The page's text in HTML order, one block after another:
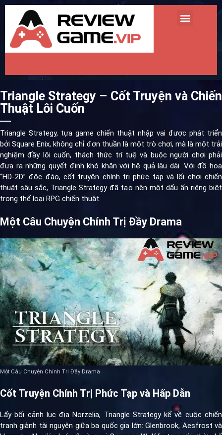
Triangle Strategy – Cốt Truyện và Chiến
Thuật Lôi Cuốn
Triangle Strategy, tựa game chiến thuật nhập vai được phát triển
bởi Square Enix, không chỉ đơn thuần là một trò chơi, mà là một trải
nghiệm đầy lôi cuốn, thách thức trí tuệ và buộc người chơi phải
đưa ra những quyết định khó khăn với hệ quả lâu dài. Với đồ họa
“HD-2D” độc đáo, cốt truyện chính trị phức tạp và lối chơi chiến
thuật sâu sắc, Triangle Strategy đã tạo nên một dấu ấn riêng biệt
trong thể loại RPG chiến thuật.
Một Câu Chuyện Chính Trị Đầy Drama
Một Câu Chuyện Chính Trị Đầy Drama
Cốt Truyện Chính Trị Phức Tạp và Hấp Dẫn
Lấy bối cảnh lục địa Norzelia, Triangle Strategy kể về cuộc chiến
tranh giành tài nguyên giữa ba quốc gia lớn: Glenbrook, Aesfrost và